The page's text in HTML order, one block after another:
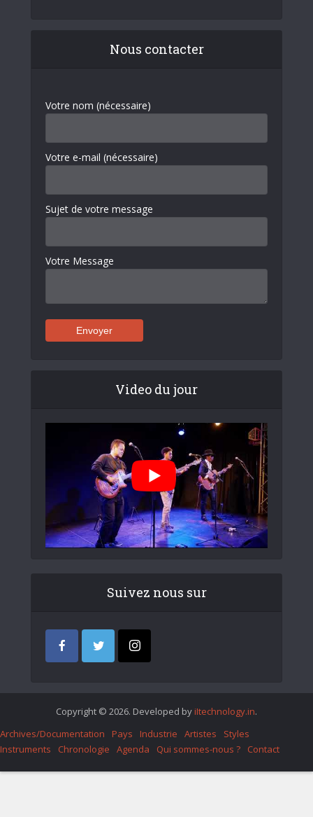
Nous contacter
Votre nom (nécessaire)
Votre e-mail (nécessaire)
Sujet de votre message
Votre Message
Video du jour
Suivez nous sur
Copyright © 2026. Developed by iItechnology.in.
Archives/Documentation
Pays Industrie Artistes
Styles
Instruments
Chronologie Agenda Qui sommes-nous ? Contact